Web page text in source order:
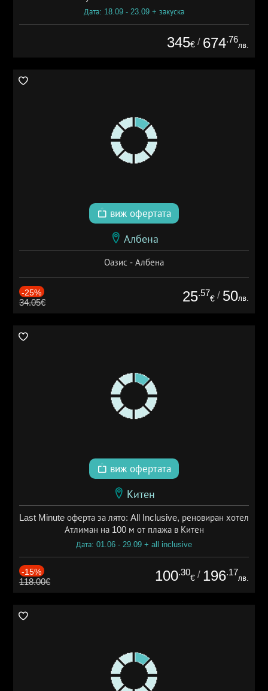
Дата: 18.09 - 23.09 + закуска
345€ / 674.76
лв.
виж офертата
Албена
Оазис - Албена
-25%
34.05€ 25.57
€ / 50лв.
виж офертата
Китен
Last Minute оферта за лято: All Inclusive, реновиран хотел
Атлиман на 100 м от плажа в Китен
Дата: 01.06 - 29.09 + all inclusive
-15%
118.00€ 100.30
€ / 196.17
лв.